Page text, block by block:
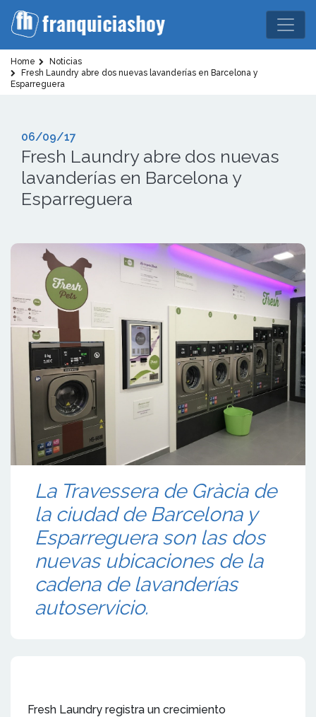
Home
Noticias
Fresh Laundry abre dos nuevas lavanderías en Barcelona y
Esparreguera
06/09/17
Fresh Laundry abre dos nuevas
lavanderías en Barcelona y
Esparreguera
La Travessera de Gràcia de
la ciudad de Barcelona y
Esparreguera son las dos
nuevas ubicaciones de la
cadena de lavanderías
autoservicio.
Fresh Laundry registra un crecimiento